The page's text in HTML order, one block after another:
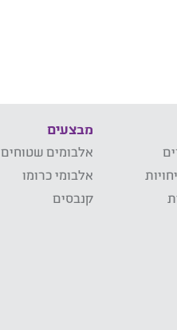
מבצעים
אלבומים שטוחים
אלבומי כרומו
קנבסים